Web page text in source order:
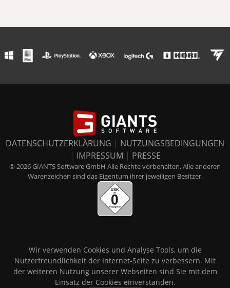
DATENSCHUTZERKLÄRUNG | NUTZUNGSBEDINGUNGEN
| IMPRESSUM | PRESSE
© 2026 GIANTS Software GmbH Alle Rechte vorbehalten. Alle anderen
Warenzeichen sind das Eigentum ihrer jeweiligen Besitzer.
Wir verwenden Cookies und Analyse Tools, um die
Nutzerfreundlichkeit der Internet-Seite zu verbessern. Mit
der weiteren Nutzung unserer Webseiten sind Sie mit dem
Einsatz der Cookies einverstanden.